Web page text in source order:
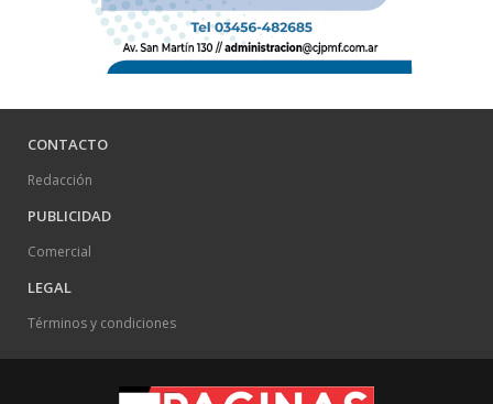
CONTACTO
Redacción
PUBLICIDAD
Comercial
LEGAL
Términos y condiciones